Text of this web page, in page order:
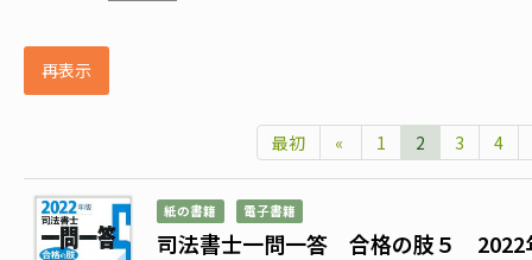
再表示
最初 « 1 2 3 4
紙の書籍 電子書籍
司法書士一問一答 合格の肢５ 2022